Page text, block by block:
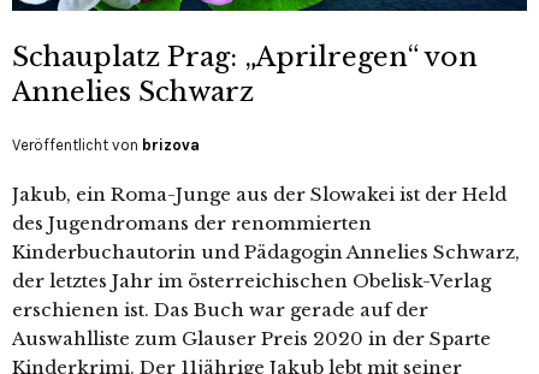
Schauplatz Prag: „Aprilregen“ von
Annelies Schwarz
Veröffentlicht von brizova
Jakub, ein Roma-Junge aus der Slowakei ist der Held
des Jugendromans der renommierten
Kinderbuchautorin und Pädagogin Annelies Schwarz,
der letztes Jahr im österreichischen Obelisk-Verlag
erschienen ist. Das Buch war gerade auf der
Auswahlliste zum Glauser Preis 2020 in der Sparte
Kinderkrimi. Der 11jährige Jakub lebt mit seiner